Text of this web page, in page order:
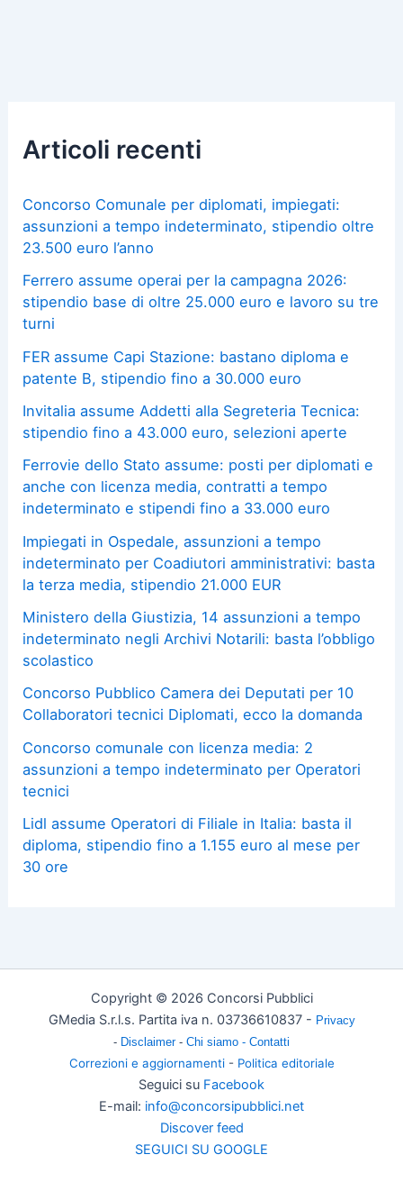
Articoli recenti
Concorso Comunale per diplomati, impiegati:
assunzioni a tempo indeterminato, stipendio oltre
23.500 euro l’anno
Ferrero assume operai per la campagna 2026:
stipendio base di oltre 25.000 euro e lavoro su tre
turni
FER assume Capi Stazione: bastano diploma e
patente B, stipendio fino a 30.000 euro
Invitalia assume Addetti alla Segreteria Tecnica:
stipendio fino a 43.000 euro, selezioni aperte
Ferrovie dello Stato assume: posti per diplomati e
anche con licenza media, contratti a tempo
indeterminato e stipendi fino a 33.000 euro
Impiegati in Ospedale, assunzioni a tempo
indeterminato per Coadiutori amministrativi: basta
la terza media, stipendio 21.000 EUR
Ministero della Giustizia, 14 assunzioni a tempo
indeterminato negli Archivi Notarili: basta l’obbligo
scolastico
Concorso Pubblico Camera dei Deputati per 10
Collaboratori tecnici Diplomati, ecco la domanda
Concorso comunale con licenza media: 2
assunzioni a tempo indeterminato per Operatori
tecnici
Lidl assume Operatori di Filiale in Italia: basta il
diploma, stipendio fino a 1.155 euro al mese per
30 ore
Copyright © 2026 Concorsi Pubblici
GMedia S.r.l.s. Partita iva n. 03736610837 - Privacy
- Disclaimer - Chi siamo - Contatti
Correzioni e aggiornamenti- Politica editoriale
Seguici su Facebook
E-mail: info@concorsipubblici.net
Discover feed
SEGUICI SU GOOGLE